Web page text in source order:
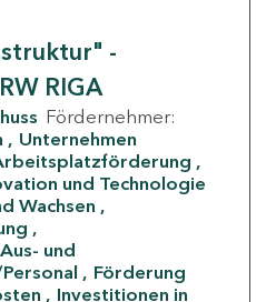
-
RIGA
Fördernehmer:
Unternehmen
und Technologie
Wachsen
und
Förderung
Investitionen in